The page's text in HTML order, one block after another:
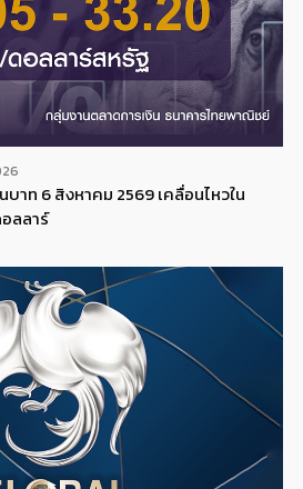
าท 6 สิงหาคม 2569 เคลื่อนไหวใน
ลลาร์